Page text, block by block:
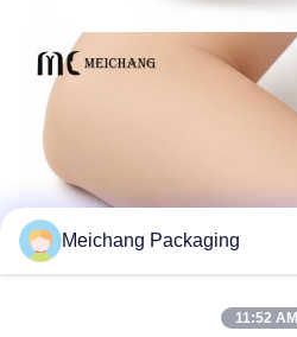
Meichang Packaging
11:52 AM